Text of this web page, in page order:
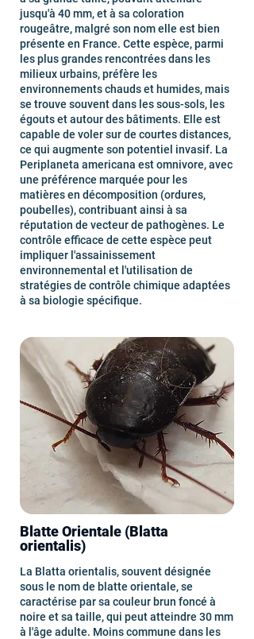
jusqu'à 40 mm, et à sa coloration
rougeâtre, malgré son nom elle est bien
présente en France. Cette espèce, parmi
les plus grandes rencontrées dans les
milieux urbains, préfère les
environnements chauds et humides, mais
se trouve souvent dans les sous-sols, les
égouts et autour des bâtiments. Elle est
capable de voler sur de courtes distances,
ce qui augmente son potentiel invasif. La
Periplaneta americana est omnivore, avec
une préférence marquée pour les
matières en décomposition (ordures,
poubelles), contribuant ainsi à sa
réputation de vecteur de pathogènes. Le
contrôle efficace de cette espèce peut
impliquer l'assainissement
environnemental et l'utilisation de
stratégies de contrôle chimique adaptées
à sa biologie spécifique.
Blatte Orientale (Blatta
orientalis)
La Blatta orientalis, souvent désignée
sous le nom de blatte orientale, se
caractérise par sa couleur brun foncé à
noire et sa taille, qui peut atteindre 30 mm
à l'âge adulte. Moins commune dans les